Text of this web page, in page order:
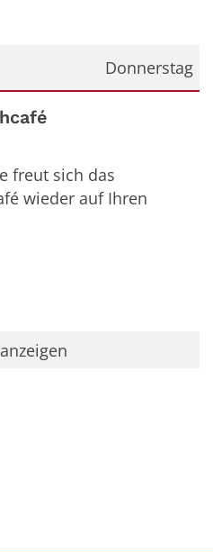
Donnerstag
freut sich das
wieder auf Ihren